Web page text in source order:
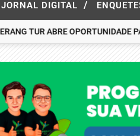
JORNAL DIGITAL /
ABRE OPORTUNIDADE PARA